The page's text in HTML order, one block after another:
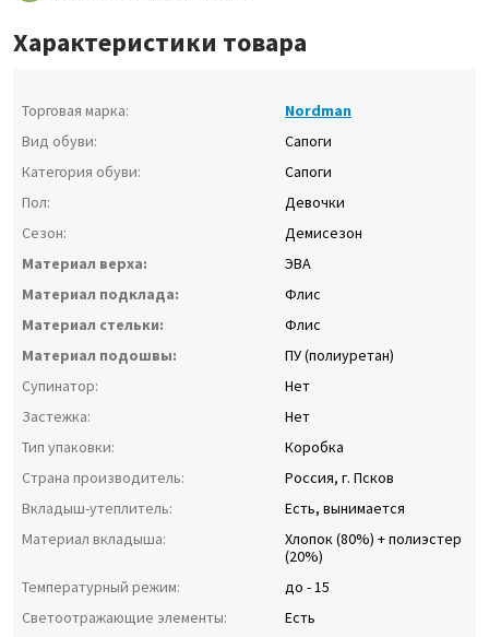
Характеристики товара
Торговая марка:
Nordman
Вид обуви:
Сапоги
Категория обуви:
Сапоги
Пол:
Девочки
Сезон:
Демисезон
Материал верха:
ЭВА
Материал подклада:
Флис
Материал стельки:
Флис
Материал подошвы:
ПУ (полиуретан)
Супинатор:
Нет
Застежка:
Нет
Тип упаковки:
Коробка
Страна производитель:
Россия, г. Псков
Вкладыш-утеплитель:
Есть, вынимается
Материал вкладыша:
Хлопок (80%) + полиэстер
(20%)
Температурный режим:
до - 15
Светоотражающие элементы:
Есть